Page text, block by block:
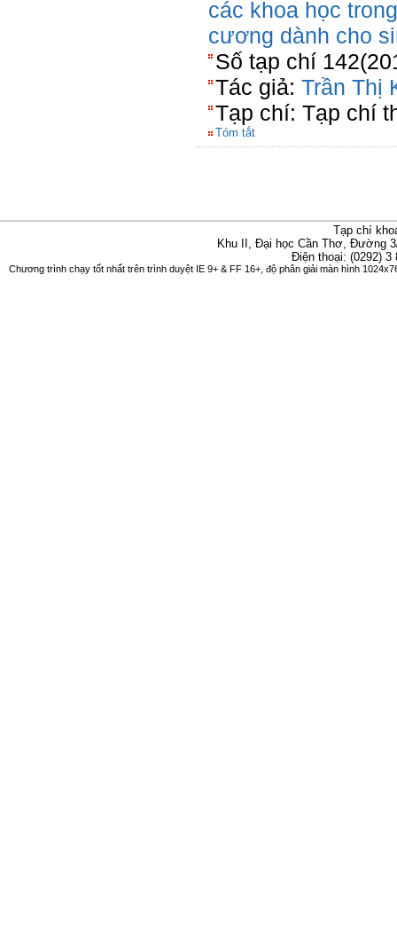
các khoa học
cương dành cho
Số tạp chí
Tác giả: Trần Thị
Tạp chí: Tạp chí
Tóm tắt
Tạp chí
Khu II, Đại học Cần Thơ, Đường
Điện thoại: (0292)
Chương trình chạy tốt nhất trên trình duyệt IE 9+ & FF 16+, độ phân giải màn hình